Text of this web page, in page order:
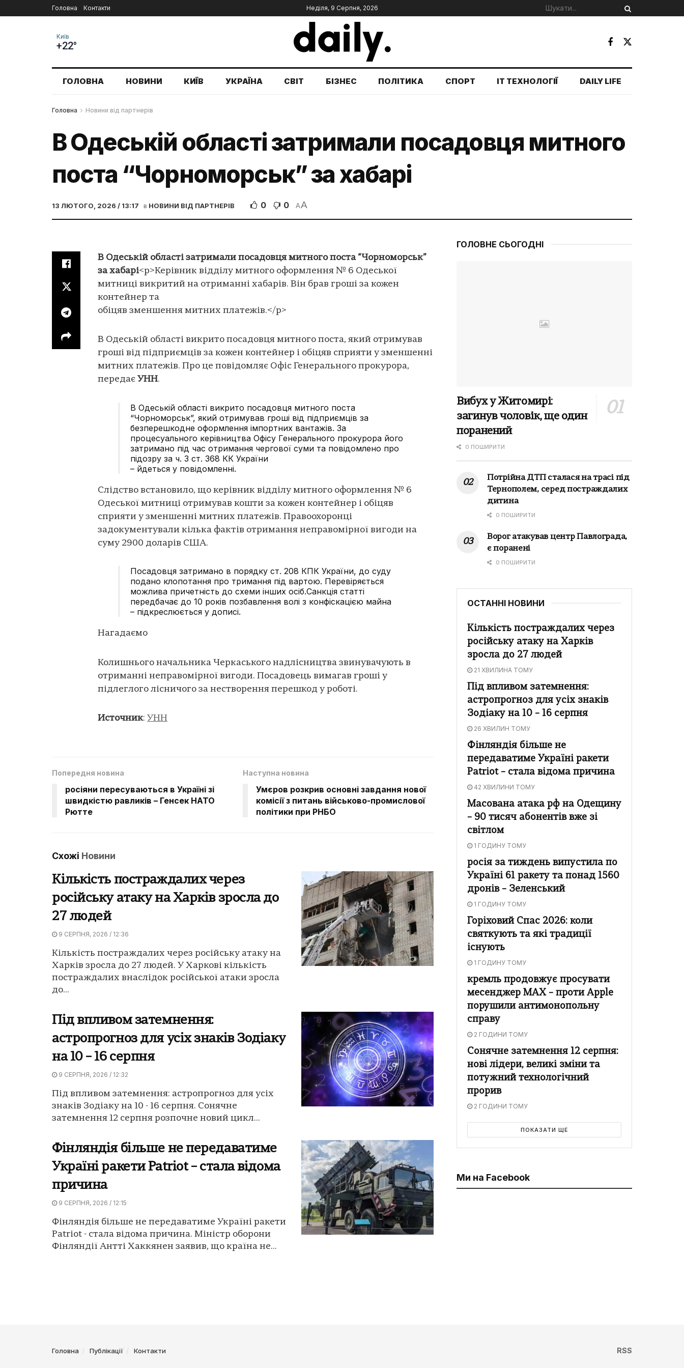
Головна Контакти Неділя, 9 Серпня, 2026
Київ
+22°
ГОЛОВНА НОВИНИ КИЇВ УКРАЇНА СВІТ БІЗНЕС ПОЛІТИКА СПОРТ IT ТЕХНОЛОГІЇ DAILY LIFE
Головна Новини від партнерів
В Одеській області затримали посадовця митного
поста “Чорноморськ” за хабарі
13 ЛЮТОГО, 2026 / 13:17 в НОВИНИ ВІД ПАРТНЕРІВ 0 0 AA
В Одеській області затримали посадовця митного поста “Чорноморськ”
за хабарі<p>Керівник відділу митного оформлення № 6 Одеської
митниці викритий на отриманні хабарів. Він брав гроші за кожен
контейнер та
обіцяв зменшення митних платежів.</p>
В Одеській області викрито посадовця митного поста, який отримував
гроші від підприємців за кожен контейнер і обіцяв сприяти у зменшенні
митних платежів. Про це повідомляє Офіс Генерального прокурора,
передає УНН.
В Одеській області викрито посадовця митного поста
“Чорноморськ”, який отримував гроші від підприємців за
безперешкодне оформлення імпортних вантажів. За
процесуального керівництва Офісу Генерального прокурора його
затримано під час отримання чергової суми та повідомлено про
підозру за ч. 3 ст. 368 КК України
– йдеться у повідомленні.
Слідство встановило, що керівник відділу митного оформлення № 6
Одеської митниці отримував кошти за кожен контейнер і обіцяв
сприяти у зменшенні митних платежів. Правоохоронці
задокументували кілька фактів отримання неправомірної вигоди на
суму 2900 доларів США.
Посадовця затримано в порядку ст. 208 КПК України, до суду
подано клопотання про тримання під вартою. Перевіряється
можлива причетність до схеми інших осіб.Санкція статті
передбачає до 10 років позбавлення волі з конфіскацією майна
– підкреслюється у дописі.
Нагадаємо
Колишнього начальника Черкаського надлісництва звинувачують в
отриманні неправомірної вигоди. Посадовець вимагав гроші у
підлеглого лісничого за нестворення перешкод у роботі.
Источник: УНН
Попередня новина
росіяни пересуваються в Україні зі
швидкістю равликів – Генсек НАТО
Рютте
Наступна новина
Умєров розкрив основні завдання нової
комісії з питань військово-промислової
політики при РНБО
Схожі Новини
Кількість постраждалих через
російську атаку на Харків зросла до
27 людей
9 СЕРПНЯ, 2026 / 12:36
Кількість постраждалих через російську атаку на
Харків зросла до 27 людей. У Харкові кількість
постраждалих внаслідок російської атаки зросла
до...
Під впливом затемнення:
астропрогноз для усіх знаків Зодіаку
на 10 – 16 серпня
9 СЕРПНЯ, 2026 / 12:32
Під впливом затемнення: астропрогноз для усіх
знаків Зодіаку на 10 - 16 серпня. Сонячне
затемнення 12 серпня розпочне новий цикл...
Фінляндія більше не передаватиме
Україні ракети Patriot – стала відома
причина
9 СЕРПНЯ, 2026 / 12:15
Фінляндія більше не передаватиме Україні ракети
Patriot - стала відома причина. Міністр оборони
Фінляндії Антті Хаккянен заявив, що країна не...
ГОЛОВНЕ СЬОГОДНІ
Вибух у Житомирі:
загинув чоловік, ще один
поранений
0 ПОШИРИТИ
Потрійна ДТП сталася на трасі під
Тернополем, серед постраждалих
дитина
0 ПОШИРИТИ
Ворог атакував центр Павлограда,
є поранені
0 ПОШИРИТИ
ОСТАННІ НОВИНИ
Кількість постраждалих через
російську атаку на Харків
зросла до 27 людей
21 ХВИЛИНА ТОМУ
Під впливом затемнення:
астропрогноз для усіх знаків
Зодіаку на 10 – 16 серпня
26 ХВИЛИН ТОМУ
Фінляндія більше не
передаватиме Україні ракети
Patriot – стала відома причина
42 ХВИЛИНИ ТОМУ
Масована атака рф на Одещину
– 90 тисяч абонентів вже зі
світлом
1 ГОДИНУ ТОМУ
росія за тиждень випустила по
Україні 61 ракету та понад 1560
дронів – Зеленський
1 ГОДИНУ ТОМУ
Горіховий Спас 2026: коли
святкують та які традиції
існують
1 ГОДИНУ ТОМУ
кремль продовжує просувати
месенджер MAX – проти Apple
порушили антимонопольну
справу
2 ГОДИНИ ТОМУ
Сонячне затемнення 12 серпня:
нові лідери, великі зміни та
потужний технологічний
прорив
2 ГОДИНИ ТОМУ
ПОКАЗАТИ ЩЕ
Ми на Facebook
Головна Публікації Контакти RSS